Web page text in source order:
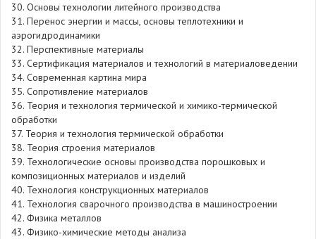
30. Основы технологии литейного производства
31. Перенос энергии и массы, основы теплотехники и
аэрогидродинамики
32. Перспективные материалы
33. Сертификация материалов и технологий в материаловедении
34. Современная картина мира
35. Сопротивление материалов
36. Теория и технология термической и химико-термической
обработки
37. Теория и технология термической обработки
38. Теория строения материалов
39. Технологические основы производства порошковых и
композиционных материалов и изделий
40. Технология конструкционных материалов
41. Технология сварочного производства в машиностроении
42. Физика металлов
43. Физико-химические методы анализа